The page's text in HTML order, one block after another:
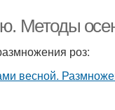
Методы
роз: